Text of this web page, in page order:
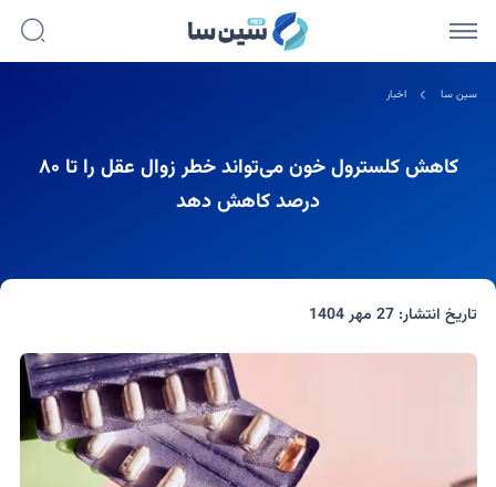
سین سا اخبار
کاهش کلسترول خون می‌تواند خطر زوال عقل را تا ۸۰
درصد کاهش دهد
تاریخ انتشار:27 مهر 1404